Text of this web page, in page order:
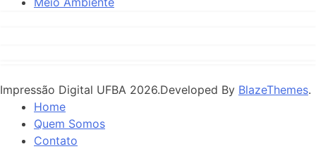
Impressão Digital UFBA 2026.Developed By BlazeThemes.
Home
Quem Somos
Contato